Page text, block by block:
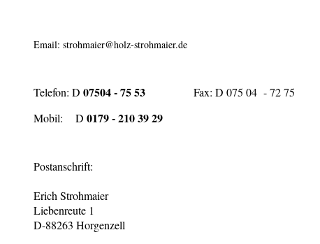
Email: strohmaier@holz-strohmaier.de
Telefon: D 07504 - 75 53 Fax: D 075 04 - 72 75
Mobil: D 0179 - 210 39 29
Postanschrift:
Erich Strohmaier
Liebenreute 1
D-88263 Horgenzell